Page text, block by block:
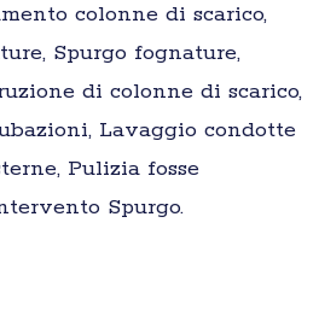
colonne di scarico,
Spurgo fognature,
di colonne di scarico,
Lavaggio condotte
Pulizia fosse
Spurgo.